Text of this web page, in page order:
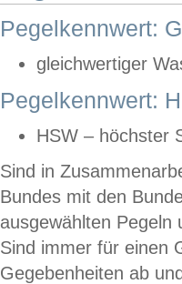
Pegelkennwert:
gleichwertiger
Pegelkennwert:
HSW – höchster
Sind in
Bundes mit den
ausgewählten
Sind immer für einen
Gegebenheiten ab